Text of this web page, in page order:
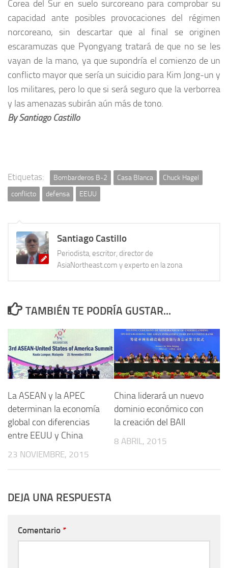
Corea del Sur en suelo surcoreano para comprobar su
capacidad ante posibles provocaciones del régimen
norcoreano, sin descartar que al final se originen
escaramuzas que Pyongyang tratará de que no se les
vayan de la mano, ya que supondría el comienzo de un
conflicto mayor que sería un suicidio para Kim Jong-un y
los militares, pero lo que si será seguro que la verborrea
y las amenazas subirán aún más de tono.
By Santiago Castillo
Etiquetas: Bombarderos B-2 Casa Blanca
Chuck Hagel
conflicto
defensa EEUU
Santiago Castillo
Periodista, escritor, director de
AsiaNortheast.com y experto en la zona
TAMBIÉN TE PODRÍA GUSTAR...
La ASEAN y la APEC
determinan la economía
global con diferencias
entre EEUU y China
23 NOVIEMBRE, 2015
China liderará un nuevo
dominio económico con
la creación del BAII
8 ABRIL, 2015
DEJA UNA RESPUESTA
Comentario *